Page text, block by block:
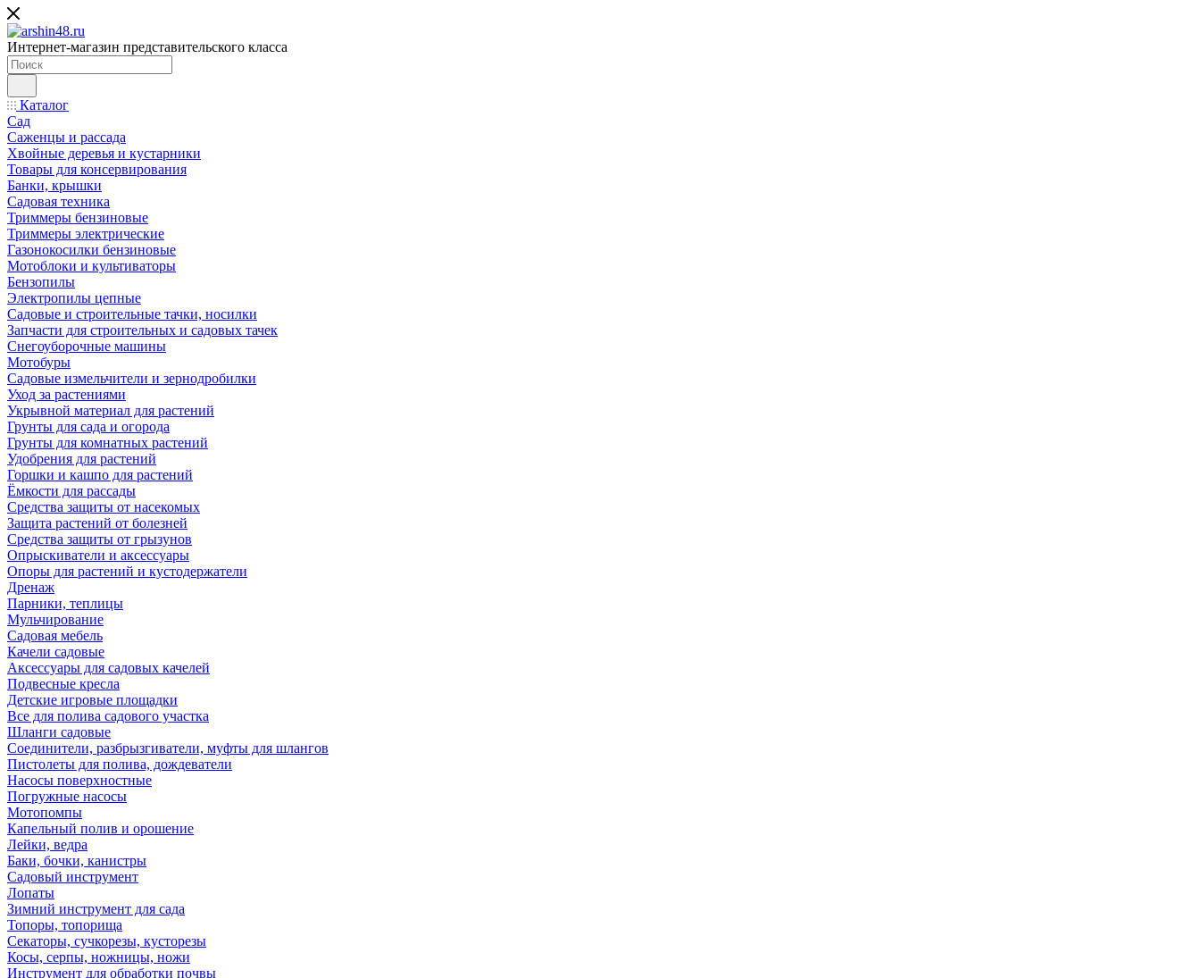
Интернет-магазин представительского класса
Каталог
Сад
Саженцы и рассада
Хвойные деревья и кустарники
Товары для консервирования
Банки, крышки
Садовая техника
Триммеры бензиновые
Триммеры электрические
Газонокосилки бензиновые
Мотоблоки и культиваторы
Бензопилы
Электропилы цепные
Садовые и строительные тачки, носилки
Запчасти для строительных и садовых тачек
Снегоуборочные машины
Мотобуры
Садовые измельчители и зернодробилки
Уход за растениями
Укрывной материал для растений
Грунты для сада и огорода
Грунты для комнатных растений
Удобрения для растений
Горшки и кашпо для растений
Ёмкости для рассады
Средства защиты от насекомых
Защита растений от болезней
Средства защиты от грызунов
Опрыскиватели и аксессуары
Опоры для растений и кустодержатели
Дренаж
Парники, теплицы
Мульчирование
Садовая мебель
Качели садовые
Аксессуары для садовых качелей
Подвесные кресла
Детские игровые площадки
Все для полива садового участка
Шланги садовые
Соединители, разбрызгиватели, муфты для шлангов
Пистолеты для полива, дождеватели
Насосы поверхностные
Погружные насосы
Мотопомпы
Капельный полив и орошение
Лейки, ведра
Баки, бочки, канистры
Садовый инструмент
Лопаты
Зимний инструмент для сада
Топоры, топорища
Секаторы, сучкорезы, кусторезы
Косы, серпы, ножницы, ножи
Инструмент для обработки почвы